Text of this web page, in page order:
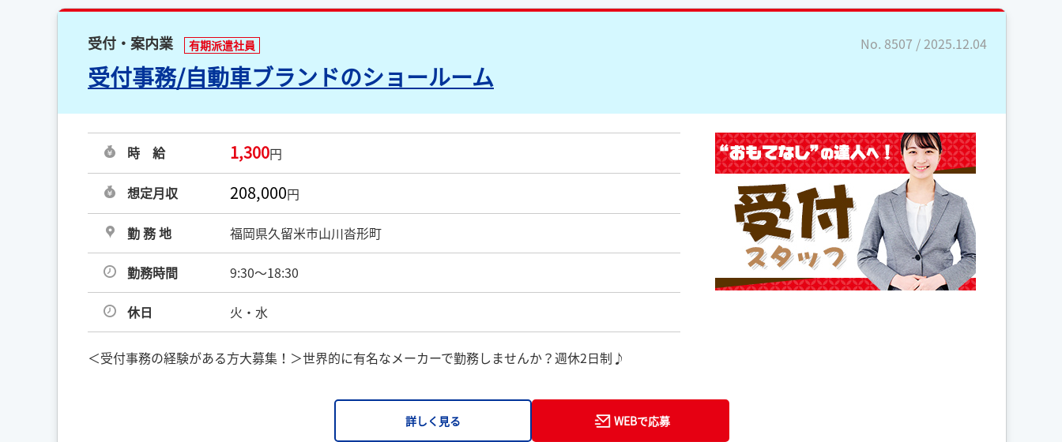
受付・案内業 有期派遣社員 No. 8507 / 2025.12.04
受付事務/自動車ブランドのショールーム
時 給 1,300円
想定月収 208,000円
勤 務 地 福岡県久留米市山川沓形町
勤務時間 9:30～18:30
休日 火・水
＜受付事務の経験がある方大募集！＞世界的に有名なメーカーで勤務しませんか？週休2日制♪
WEBで応募
詳しく見る